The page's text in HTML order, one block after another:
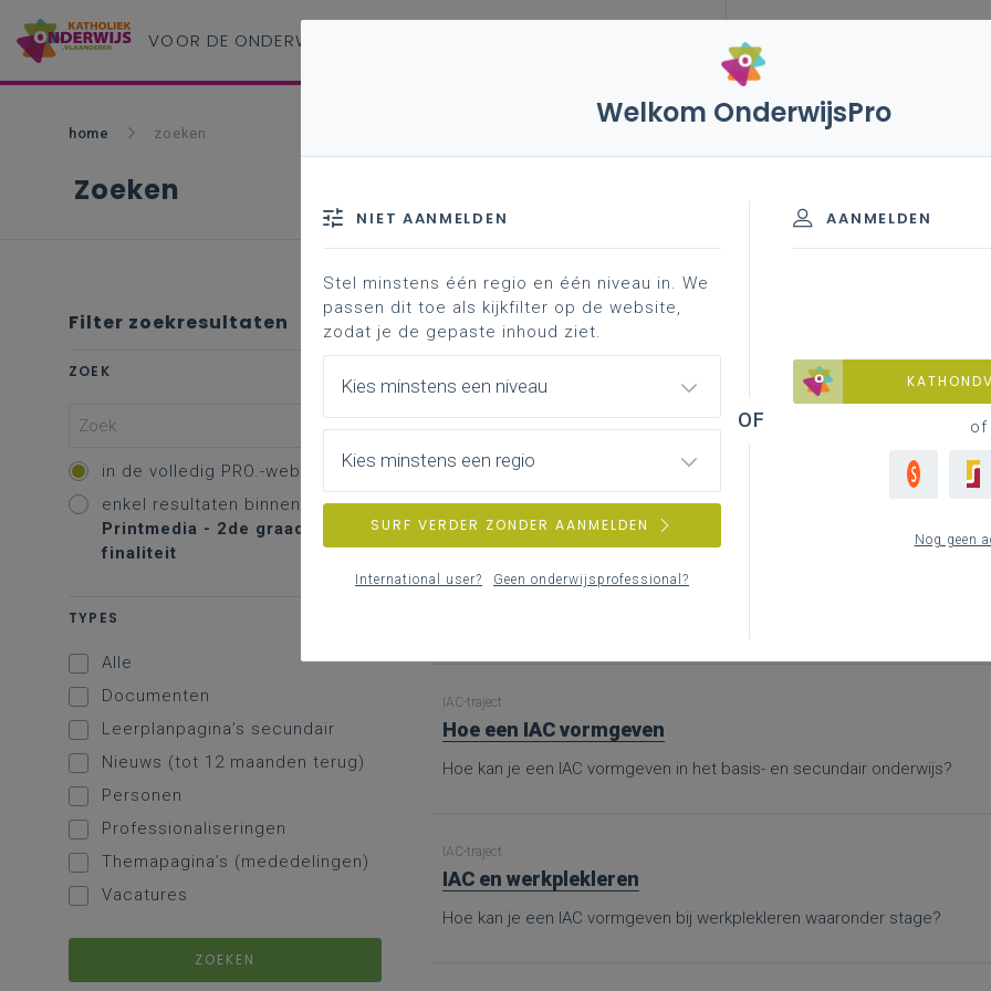
VOOR DE ONDERWIJS
home zoeken
Zoeken
Filter zoekresultaten
ZOEK
in de volledig PRO.-website
enkel resultaten binnen
Printmedia - 2de graad - A-
finaliteit
TYPES
Alle
Documenten
Leerplanpagina’s secundair
Nieuws (tot 12 maanden terug)
Personen
Professionaliseringen
Themapagina’s (mededelingen)
Vacatures
ZOEKEN
Professionaliseringsdatabank
Vakkenpagina
Overzicht van alle leerplannen met ondersteunend materiaal per leerplan.
Bronnen
Hier vind je bijkomende informatie en inspiratie bij het uitwerken van
IAC-traject
Hoe een IAC vormgeven
Hoe kan je een IAC vormgeven in het basis- en secundair onderwijs?
IAC-traject
IAC en werkplekleren
Hoe kan je een IAC vormgeven bij werkplekleren waaronder stage?
Welkom OnderwijsPro
AANMELDEN
of
Nog geen
NIET AANMELDEN
Stel minstens één regio en één niveau in. We
passen dit toe als kijkfilter op de website,
zodat je de gepaste inhoud ziet.
Kies minstens een niveau
Kies minstens een regio
SURF VERDER ZONDER AANMELDEN
International user? Geen onderwijsprofessional?